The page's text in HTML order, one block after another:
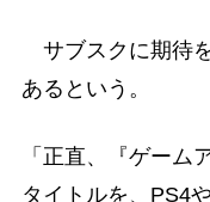
サブスクに期待
あるという。
「正直、『ゲーム
タイトルを、PS4